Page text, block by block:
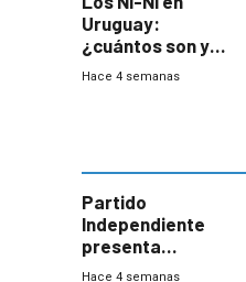
Uruguay:
¿cuántos son y
en dónde están?
Hace 4 semanas
Partido
Independiente
presenta
demanda civil
Hace 4 semanas